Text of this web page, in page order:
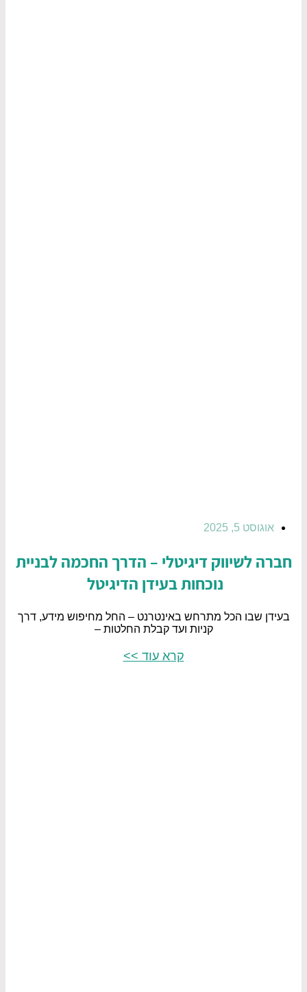
אוגוסט 5, 2025
חברה לשיווק דיגיטלי – הדרך החכמה לבניית
נוכחות בעידן הדיגיטל
בעידן שבו הכל מתרחש באינטרנט – החל מחיפוש מידע, דרך
קניות ועד קבלת החלטות –
קרא עוד >>